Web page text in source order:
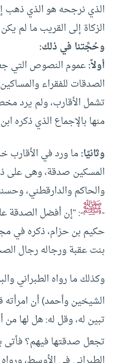
الذي نرجحه هو الذي ذهب
الزكاة إلى القريب ما لم
وحُجَّتنا في ذلك:
أولاً:عموم النصوص التي
الصدقات للفقراء
تشمل الأقارب، ولم يرد
منها بالإجماع الذي ذكره
وثانيًا:ما ورد في الأقارب
المسكين صدقة، وهى على
-ﷺ-: “إن أفضل الصدقة
حكيم بن حزام، ذكره في
بنت عقبة ورجاله رجال الصحيح (الروض
وكذلك ما رواه الطبراني
الشيخين وأحمد) أن امرأته
تبين له، وقل له: هل لها
تجعل صدقتها فيهم؟ فأتى